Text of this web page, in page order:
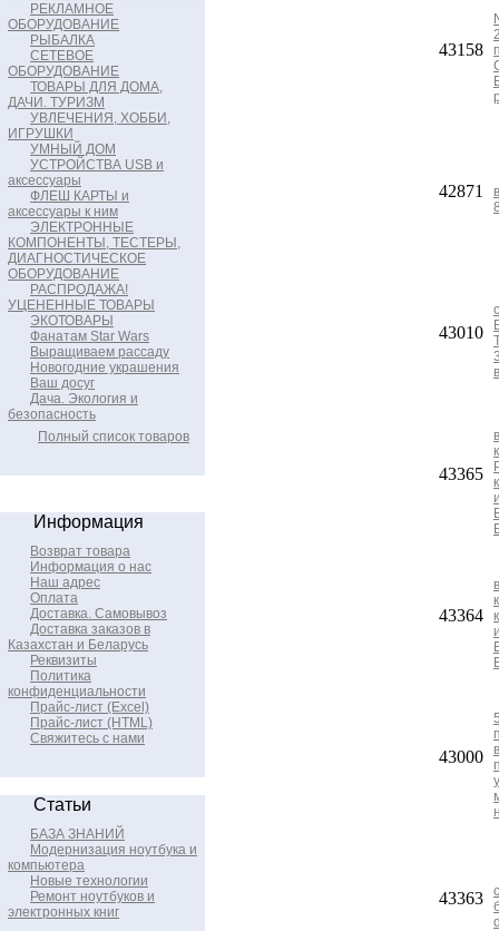
РЕКЛАМНОЕ
ОБОРУДОВАНИЕ
РЫБАЛКА
СЕТЕВОЕ
ОБОРУДОВАНИЕ
ТОВАРЫ ДЛЯ ДОМА,
ДАЧИ. ТУРИЗМ
УВЛЕЧЕНИЯ, ХОББИ,
ИГРУШКИ
УМНЫЙ ДОМ
УСТРОЙСТВА USB и
аксессуары
ФЛЕШ КАРТЫ и
аксессуары к ним
ЭЛЕКТРОННЫЕ
КОМПОНЕНТЫ, ТЕСТЕРЫ,
ДИАГНОСТИЧЕСКОЕ
ОБОРУДОВАНИЕ
РАСПРОДАЖА!
УЦЕНЕННЫЕ ТОВАРЫ
ЭКОТОВАРЫ
Фанатам Star Wars
Выращиваем рассаду
Новогодние украшения
Ваш досуг
Дача. Экология и
безопасность
Полный список товаров
Информация
Возврат товара
Информация о нас
Наш адрес
Оплата
Доставка. Самовывоз
Доставка заказов в
Казахстан и Беларусь
Реквизиты
Политика
конфиденциальности
Прайс-лист (Excel)
Прайс-лист (HTML)
Свяжитесь с нами
Статьи
БАЗА ЗНАНИЙ
Модернизация ноутбука и
компьютера
Новые технологии
Ремонт ноутбуков и
электронных книг
43158
42871
43010
43365
43364
43000
43363